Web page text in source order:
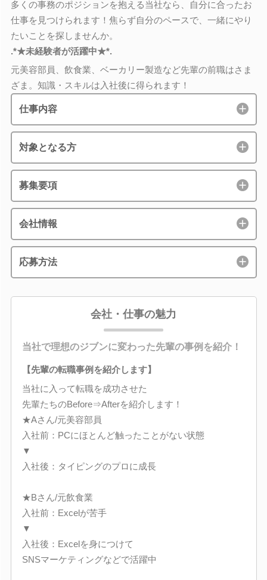
多くの事務のポジションを抱える当社なら、自分に合ったお
仕事を見つけられます！焦らず自分のペースで、一緒にやり
たいことを探しませんか。
.*★未経験者が活躍中★*.
元美容部員、飲食業、ベーカリー製造など先輩の前職はさま
ざま。知識・スキルは入社後に得られます！
仕事内容
対象となる方
募集要項
会社情報
応募方法
会社・仕事の魅力
当社で理想のジブンに変わった先輩の事例を紹介！
【先輩の転職事例を紹介します】
当社に入って転職を成功させた
先輩たちのBefore⇒Afterを紹介します！
★Aさん/元美容部員
入社前：PCにほとんど触ったことがない状態
▼
入社後：タイピングのプロに成長
★Bさん/元飲食業
入社前：Excelが苦手
▼
入社後：Excelを身につけて
SNSマーケティングなどで活躍中